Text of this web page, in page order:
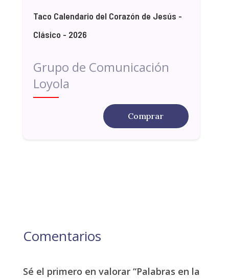
Taco Calendario del Corazón de Jesús -
Clásico - 2026
Grupo de Comunicación
Loyola
Comprar
Comentarios
Sé el primero en valorar “Palabras en la